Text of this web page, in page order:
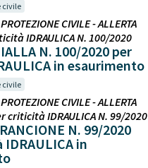
civile
CIVILE - ALLERTA
IDRAULICA N. 100/2020
N. 100/2020 per
in esaurimento
civile
CIVILE - ALLERTA
criticità IDRAULICA N. 99/2020
N. 99/2020
in